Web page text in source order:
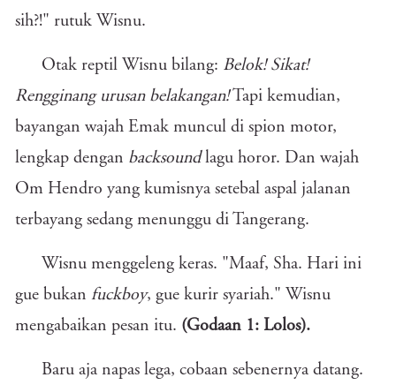
sih?!" rutuk Wisnu.
Otak reptil Wisnu bilang: Belok! Sikat!
Rengginang urusan belakangan!Tapi kemudian,
bayangan wajah Emak muncul di spion motor,
lengkap dengan backsoundlagu horor. Dan wajah
Om Hendro yang kumisnya setebal aspal jalanan
terbayang sedang menunggu di Tangerang.
Wisnu menggeleng keras. "Maaf, Sha. Hari ini
gue bukan fuckboy, gue kurir syariah." Wisnu
mengabaikan pesan itu. (Godaan 1: Lolos).
Baru aja napas lega, cobaan sebenernya datang.